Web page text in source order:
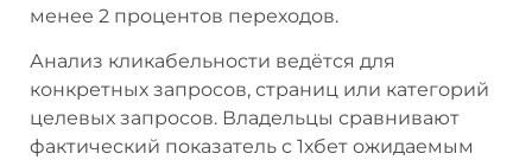
менее 2 процентов переходов.
Анализ кликабельности ведётся для
конкретных запросов, страниц или категорий
целевых запросов. Владельцы сравнивают
фактический показатель с 1хбет ожидаемым